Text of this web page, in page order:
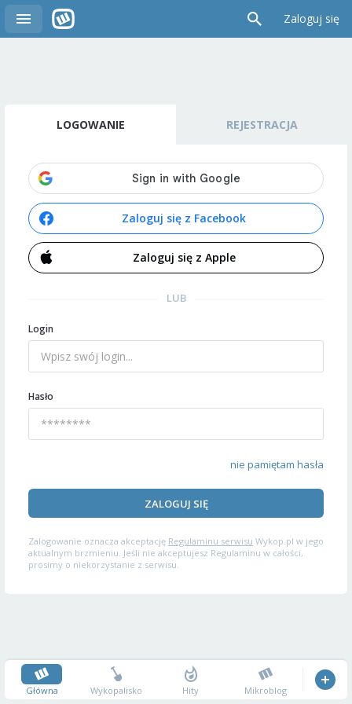
Zaloguj się
LOGOWANIE REJESTRACJA
Zaloguj się z Facebook
Zaloguj się z Apple
LUB
Login
Hasło
nie pamiętam hasła
ZALOGUJ SIĘ
Zalogowanie oznacza akceptację Regulaminu serwisu Wykop.pl w jego
aktualnym brzmieniu. Jeśli nie akceptujesz Regulaminu w całości,
prosimy o niekorzystanie z serwisu.
Główna Wykopalisko Hity Mikroblog